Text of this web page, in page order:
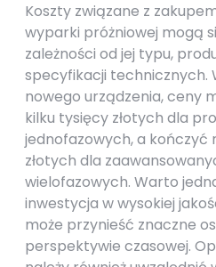
Koszty związane z
wyparki próżniowej mogą
zależności od jej typu,
specyfikacji technicznych.
nowego urządzenia, ceny
kilku tysięcy złotych dla
jednofazowych, a kończyć
złotych dla
wielofazowych. Warto
inwestycja w wysokiej
może przynieść znaczne
perspektywie czasowej.